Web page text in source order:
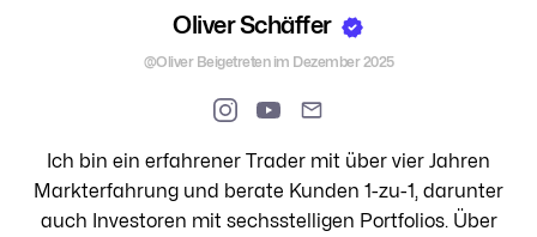
Oliver Schäffer
@Oliver Beigetreten im Dezember 2025
Ich bin ein erfahrener Trader mit über vier Jahren
Markterfahrung und berate Kunden 1-zu-1, darunter
auch Investoren mit sechsstelligen Portfolios. Über